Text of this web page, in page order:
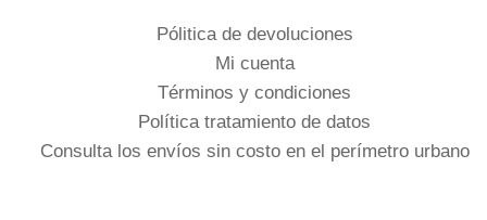
Pólitica de devoluciones
Mi cuenta
Términos y condiciones
Política tratamiento de datos
Consulta los envíos sin costo en el perímetro urbano